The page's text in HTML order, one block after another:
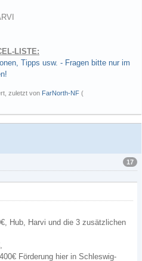
LISTE:
Tipps usw. - Fragen bitte nur im
zuletzt von FarNorth-NF (
17
Hub, Harvi und die 3 zusätzlichen
Förderung hier in Schleswig-